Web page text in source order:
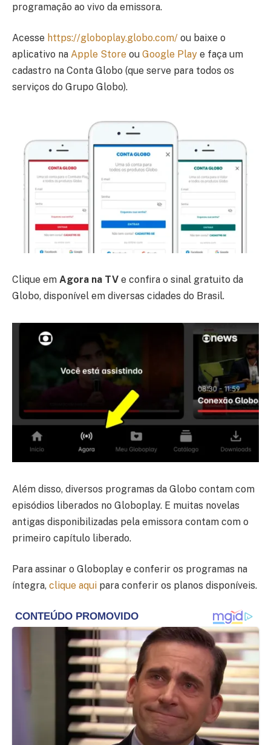
programação ao vivo da emissora.
Acesse https://globoplay.globo.com/ ou baixe o
aplicativo na Apple Store ou Google Play e faça um
cadastro na Conta Globo (que serve para todos os
serviços do Grupo Globo).
Clique em Agora na TV e confira o sinal gratuito da
Globo, disponível em diversas cidades do Brasil.
Além disso, diversos programas da Globo contam com
episódios liberados no Globoplay. E muitas novelas
antigas disponibilizadas pela emissora contam com o
primeiro capítulo liberado.
Para assinar o Globoplay e conferir os programas na
íntegra, clique aqui para conferir os planos disponíveis.